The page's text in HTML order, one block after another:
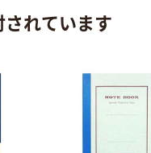
れています